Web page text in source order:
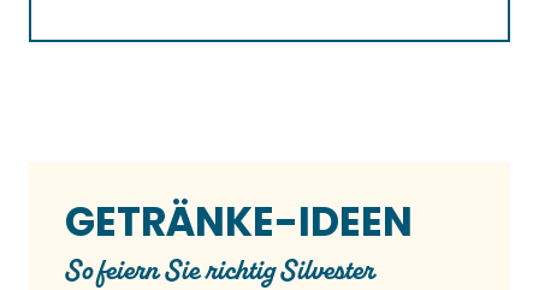
GETRÄNKE-IDEEN
So feiern Sie richtig Silvester